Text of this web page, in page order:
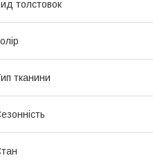
толстовок
тканини